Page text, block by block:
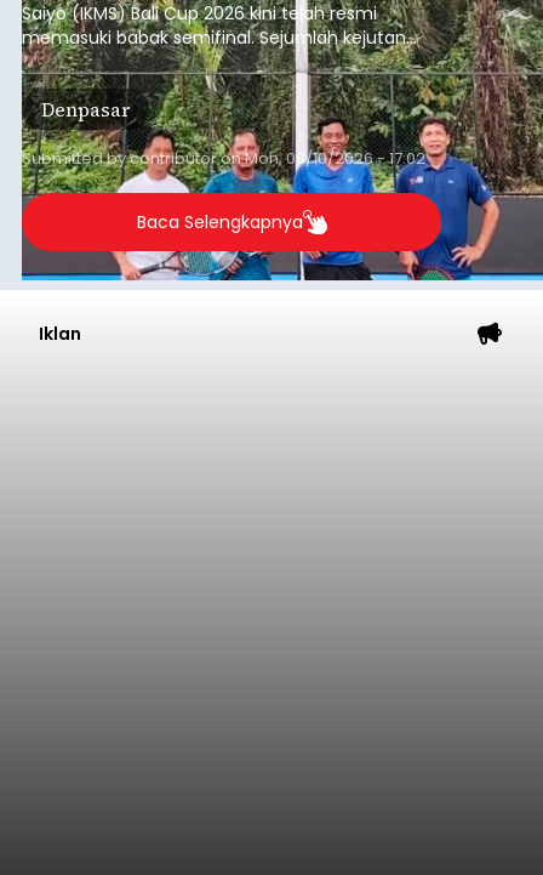
Saiyo (IKMS) Bali Cup 2026 kini telah resmi
memasuki babak semifinal. Sejumlah kejutan
mewarnai babak delapan besar yang digelar di
Lapangan Tenis Telkom Denpasar pada Minggu,
9 Agustus 2026.
Denpasar
Submitted bycontributoronMon, 08/10/2026 - 17:02
Baca Selengkapnya
Iklan